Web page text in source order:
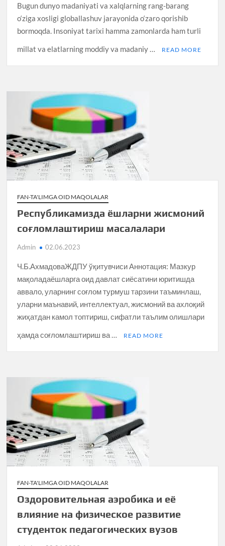
Bugun dunyo madaniyati va xalqlarning rang-barang
o‘ziga xosligi globallashuv jarayonida o‘zaro qorishib
bormoqda. Insoniyat tarixi hamma zamonlarda ham turli
millat va elatlarning moddiy va madaniy …
READ MORE
FAN-TA'LIMGA OID MAQOLALAR
Республикамизда ёшларни жисмоний
соғломлаштириш масалалари
Admin 02.06.2023
Ч.Б.АхмадоваЖДПУ ўқитувчиси Аннотация: Мазкур
мақоладаёшларга оид давлат сиёсатини юритишда
аввало, уларнинг соғлом турмуш тарзини таъминлаш,
уларни маънавий, интеллектуал, жисмоний ва ахлоқий
жиҳатдан камол топтириш, сифатли таълим олишлари
ҳамда соғломлаштириш ва …
READ MORE
FAN-TA'LIMGA OID MAQOLALAR
Оздоровительная аэробика и её
влияние на физическое развитие
студенток педагогических вузов